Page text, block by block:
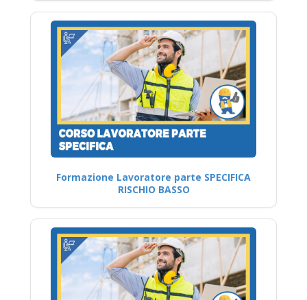
Formazione Lavoratore parte SPECIFICA
RISCHIO BASSO